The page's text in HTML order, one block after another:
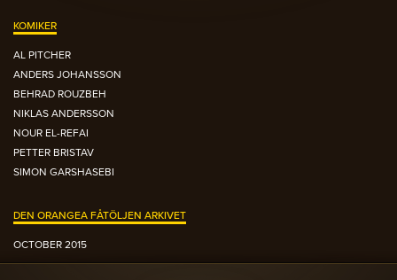
KOMIKER
AL PITCHER
ANDERS JOHANSSON
BEHRAD ROUZBEH
NIKLAS ANDERSSON
NOUR EL-REFAI
PETTER BRISTAV
SIMON GARSHASEBI
DEN ORANGEA FÅTÖLJEN ARKIVET
OCTOBER 2015